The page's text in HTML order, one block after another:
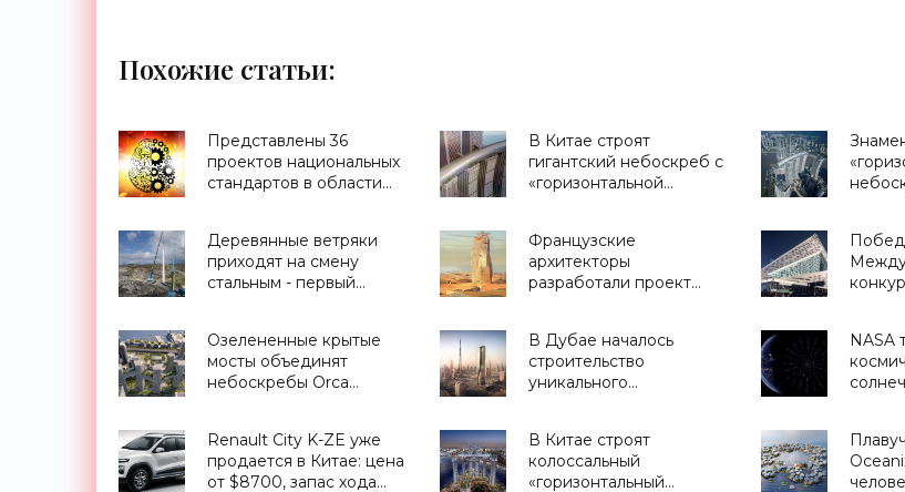
Похожие статьи:
Представлены 36
проектов национальных
стандартов в области
В Китае строят
гигантский небоскреб с
«горизонтальной
Деревянные ветряки
приходят на смену
стальным - первый
Электроники»
Французские
архитекторы
разработали проект
«Технологии»
Озелененные крытые
мосты объединят
небоскребы Orca
В Дубае началось
строительство
уникального
- «Технологии»
NASA
Renault City K-ZE уже
продается в Китае: цена
от $8700, запас хода
В Китае строят
колоссальный
«горизонтальный